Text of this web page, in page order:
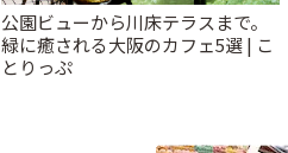
公園ビューから川床テラスまで。
緑に癒される大阪のカフェ5選 | こ
とりっぷ